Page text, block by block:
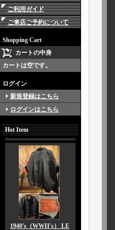
ご利用ガイド
ご来店ご予約について
Shopping Cart
カートの中身
カートは空です。
ログイン
新規登録はこちら
ログインはこちら
Hot Item
1940's（WWII's） LE